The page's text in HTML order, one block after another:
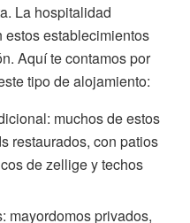
La hospitalidad
estos establecimientos
Aquí te contamos por
tipo de alojamiento:
muchos de estos
restaurados, con patios
de zellige y techos
mayordomos privados,